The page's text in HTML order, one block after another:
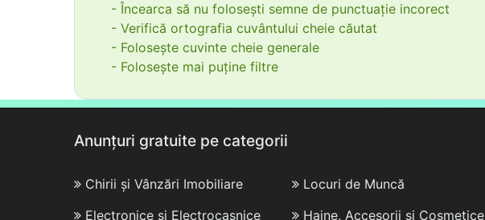
- Încearca să nu folosești semne de punctuație incorect
- Verifică ortografia cuvântului cheie căutat
- Folosește cuvinte cheie generale
- Folosește mai puține filtre
Anunțuri gratuite pe categorii
Chirii și Vânzări Imobiliare
Locuri de Muncă
Electronice și Electrocasnice
Haine, Accesorii și Cosmetice